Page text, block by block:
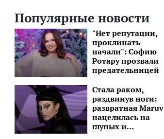
Популярные новости
"Нет репутации,
проклинать
начали": Софию
Ротару прозвали
предательницей
Стала раком,
раздвинув ноги:
развратная Maruv
нацелилась на
глупых и